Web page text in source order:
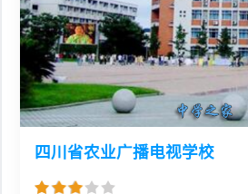
四川省农业广播电视学校